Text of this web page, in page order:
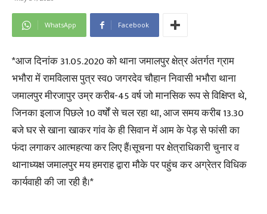
WhatsApp Facebook
*आज दिनांक 31.05.2020 को थाना जमालपुर क्षेत्र अंतर्गत ग्राम
भभौरा में रामविलास पुत्र स्व0 जगरदेव चौहान निवासी भभौरा थाना
जमालपुर मीरजापुर उम्र करीब-45 वर्ष जो मानसिक रूप से विक्षिप्त थे,
जिनका इलाज पिछले 10 वर्षों से चल रहा था, आज समय करीब 13.30
बजे घर से खाना खाकर गांव के ही सिवान में आम के पेड़ से फांसी का
फंदा लगाकर आत्महत्या कर लिए हैं।सूचना पर क्षेत्राधिकारी चुनार व
थानाध्यक्ष जमालपुर मय हमराह द्वारा मौके पर पहुंच कर अग्रेतर विधिक
कार्यवाही की जा रही है।*